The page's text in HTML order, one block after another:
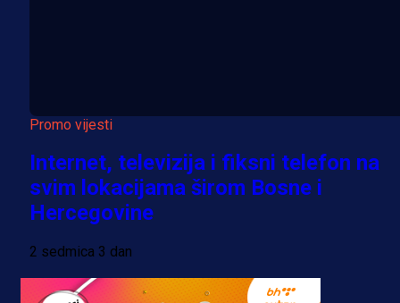
Promo vijesti
Internet, televizija i fiksni telefon na
svim lokacijama širom Bosne i
Hercegovine
2 sedmica 3 dan